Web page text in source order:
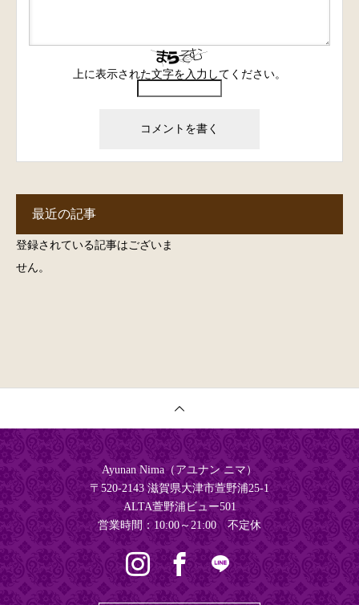
上に表示された文字を入力してください。
最近の記事
登録されている記事はございま
せん。
Ayunan Nima（アユナン ニマ）
〒520-2143 滋賀県大津市萱野浦25‐1
ALTA萱野浦ビュー501
営業時間：10:00～21:00 不定休